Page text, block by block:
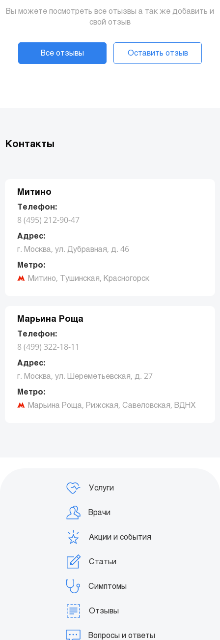
Вы можете посмотреть все отызвы а так же добавить и
свой отзыв
Все отзывы Оставить отзыв
Контакты
Митино
Телефон:
8 (495) 212-90-47
Адрес:
г. Москва, ул. Дубравная, д. 46
Метро:
Митино, Тушинская, Красногорск
Марьина Роща
Телефон:
8 (499) 322-18-11
Адрес:
г. Москва, ул. Шереметьевская, д. 27
Метро:
Марьина Роща, Рижская, Савеловская, ВДНХ
Услуги
Врачи
Акции и события
Статьи
Симптомы
Отзывы
Вопросы и ответы